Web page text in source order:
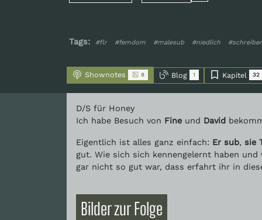
Tags: #flr #femdom #malesub #niedlich
Shownotes 8 Blog 1 Kapitel 32
D/S für Honey
Ich habe Besuch von Fine und David
Eigentlich ist alles ganz einfach: Er sub, sie
gut. Wie sich sich kennengelernt haben
gar nicht so gut war, dass erfahrt ihr in
Bilder zur Folge